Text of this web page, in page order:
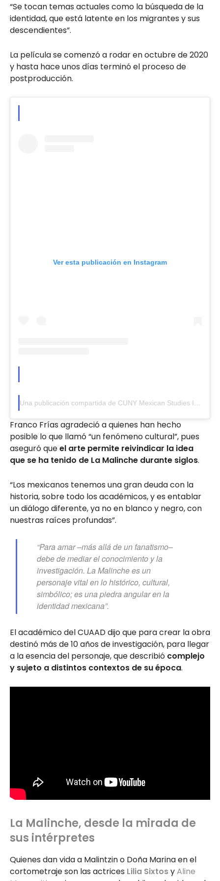
“Se tocan temas actuales como la búsqueda de la
identidad, que está latente en los migrantes y sus
descendientes”.
La película se comenzó a rodar en octubre de 2020
y hasta hace unos días terminó el proceso de
postproducción.
Ver esta publicación en Instagram
Una publicación compartida de CUNY Mexican Studies Institute (@cunymsi)
Franco Frías agradeció a quienes han hecho
posible lo que llamó “un fenómeno cultural”, pues
aseguró queel arte permite reivindicar la idea
que se ha tenido de La Malinche durante siglos.
“Los mexicanos tenemos una gran deuda con la
historia, sobre todo los académicos, y es entablar
un diálogo diferente, ya no en blanco y negro, con
nuestras raíces profundas”.
“Para amar –más allá de un fanatismo–
debe de mediar el conocimiento y la
investigación. La Malinche es un
personaje vital en lo histórico, cultural,
simbólico; es una piedra angular en la
identidad mexicana”.
El académico del CUAAD dijo que para crear la obra
destinó más de 10 años de investigación, para llegar
a la esencia del personaje, que describió complejo
y sujeto a distintos contextos de su época.
La Malinche, desde la mirada de
sus intérpretes
Quienes dan vida a Malintzin o Doña Marina en el
cortometraje son las actrices Lilia SixtosyAline